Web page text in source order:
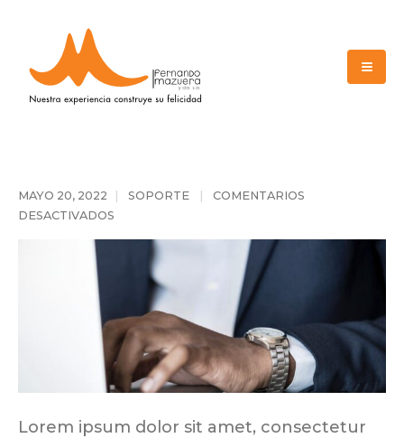
MAYO 20, 2022 SOPORTE
COMENTARIOS
DESACTIVADOS
Lorem ipsum dolor sit amet, consectetur